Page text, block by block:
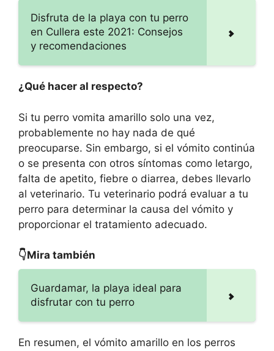
Disfruta de la playa con tu perro
en Cullera este 2021: Consejos
y recomendaciones
¿Qué hacer al respecto?
Si tu perro vomita amarillo solo una vez,
probablemente no hay nada de qué
preocuparse. Sin embargo, si el vómito continúa
o se presenta con otros síntomas como letargo,
falta de apetito, fiebre o diarrea, debes llevarlo
al veterinario. Tu veterinario podrá evaluar a tu
perro para determinar la causa del vómito y
proporcionar el tratamiento adecuado.
👇Mira también
Guardamar, la playa ideal para
disfrutar con tu perro
En resumen, el vómito amarillo en los perros